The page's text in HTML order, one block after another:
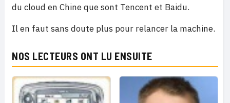
du cloud en Chine que sont Tencent et Baidu.
Il en faut sans doute plus pour relancer la machine.
NOS LECTEURS ONT LU ENSUITE